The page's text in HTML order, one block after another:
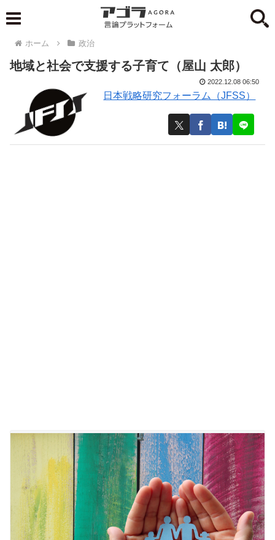
ホーム 政治
地域と社会で支援する子育て（屋山 太郎）
日本戦略研究フォーラム（JFSS）
2022.12.08 06:50